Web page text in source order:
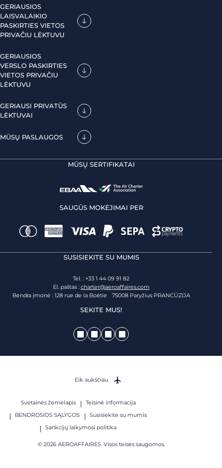
GERIAUSIOS
LAISVALAIKIO
PASKIRTIES VIETOS
PRIVAČIU LĖKTUVU
GERIAUSIOS
VERSLO PASKIRTIES
VIETOS PRIVAČIU
LĖKTUVU
GERIAUSI PRIVATŪS
LĖKTUVAI
MŪSŲ PASLAUGOS
MŪSŲ SERTIFIKATAI
SAUGŪS MOKĖJIMAI PER
SUSISIEKITE SU MUMIS
Tel. : +33 1 44 09 91 82
El. paštas : charter@aeroaffaires.com
Bendra įmonė : 128 rue de la Boétie 75008 Paryžius PRANCŪZIJA
SEKITE MUS!
Svetainės žemėlapis
Teisinė informacija
BENDROSIOS SĄLYGOS
Susisiekite su mumis
Sankcijų laikymosi politika
© 2026 AEROAFFAIRES. Visos teisės saugomos.
Eik aukščiau